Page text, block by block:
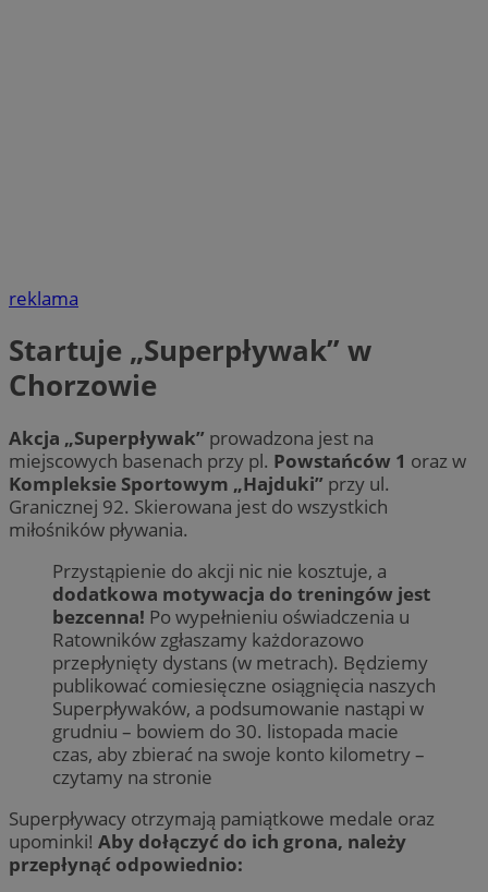
reklama
Startuje „Superpływak” w
Chorzowie
Akcja „Superpływak” prowadzona jest na
miejscowych basenach przy pl. Powstańców 1 oraz w
Kompleksie Sportowym „Hajduki” przy ul.
Granicznej 92. Skierowana jest do wszystkich
miłośników pływania.
Przystąpienie do akcji nic nie kosztuje, a
dodatkowa motywacja do treningów jest
bezcenna! Po wypełnieniu oświadczenia u
Ratowników zgłaszamy każdorazowo
przepłynięty dystans (w metrach). Będziemy
publikować comiesięczne osiągnięcia naszych
Superpływaków, a podsumowanie nastąpi w
grudniu – bowiem do 30. listopada macie
czas, aby zbierać na swoje konto kilometry –
czytamy na stronie
Superpływacy otrzymają pamiątkowe medale oraz
upominki! Aby dołączyć do ich grona, należy
przepłynąć odpowiednio: